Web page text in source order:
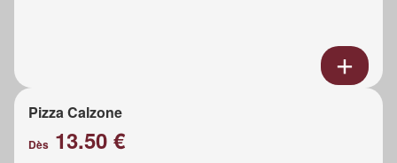
Pizza Calzone
Dès 13.50 €